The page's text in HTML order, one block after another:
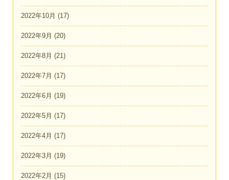
2022年10月 (17)
2022年9月 (20)
2022年8月 (21)
2022年7月 (17)
2022年6月 (19)
2022年5月 (17)
2022年4月 (17)
2022年3月 (19)
2022年2月 (15)